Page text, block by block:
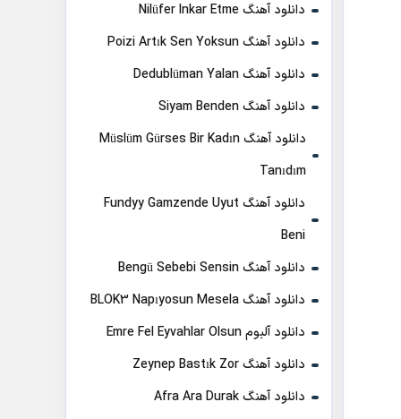
دانلود آهنگ Nilüfer Inkar Etme
دانلود آهنگ Poizi Artık Sen Yoksun
دانلود آهنگ Dedublüman Yalan
دانلود آهنگ Siyam Benden
دانلود آهنگ Müslüm Gürses Bir Kadın
Tanıdım
دانلود آهنگ Fundyy Gamzende Uyut
Beni
دانلود آهنگ Bengü Sebebi Sensin
دانلود آهنگ BLOK3 Napıyosun Mesela
دانلود آلبوم Emre Fel Eyvahlar Olsun
دانلود آهنگ Zeynep Bastık Zor
دانلود آهنگ Afra Ara Durak